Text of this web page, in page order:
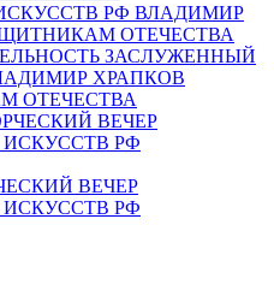
ЗАСЛУЖЕННЫЙ
ХРАПКОВ
ОТЕЧЕСТВА
ВЕЧЕР
РФ